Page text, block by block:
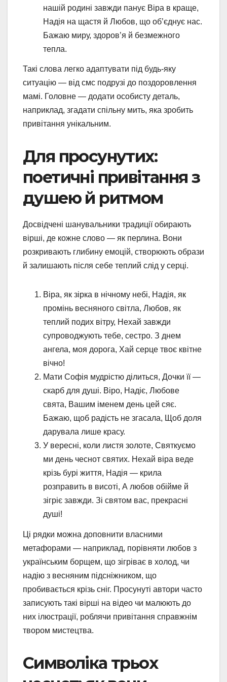
нашій родині завжди панує Віра в краще,
Надія на щастя й Любов, що об’єднує нас.
Бажаю миру, здоров’я й безмежного
тепла.
Такі слова легко адаптувати під будь-яку
ситуацію — від смс подрузі до поздоровлення
мамі. Головне — додати особисту деталь,
наприклад, згадати спільну мить, яка зробить
привітання унікальним.
Для просунутих:
поетичні привітання з
душею й ритмом
Досвідчені шанувальники традиції обирають
вірші, де кожне слово — як перлина. Вони
розкривають глибину емоцій, створюють образи
й залишають після себе теплий слід у серці.
Віра, як зірка в нічному небі, Надія, як
промінь весняного світла, Любов, як
теплий подих вітру, Нехай завжди
супроводжують тебе, сестро. З днем
ангела, моя дорога, Хай серце твоє квітне
вічно!
Мати Софія мудрістю ділиться, Дочки її —
скарб для душі. Віро, Надіє, Любове
свята, Вашим іменем день цей сяє.
Бажаю, щоб радість не згасала, Щоб доля
дарувала лише красу.
У вересні, коли листя золоте, Святкуємо
ми день чеснот святих. Нехай віра веде
крізь бурі життя, Надія — крила
розправить в висоті, А любов обійме й
зігріє завжди. Зі святом вас, прекрасні
душі!
Ці рядки можна доповнити власними
метафорами — наприклад, порівняти любов з
українським борщем, що зігріває в холод, чи
надію з весняним підсніжником, що
пробивається крізь сніг. Просунуті автори часто
записують такі вірші на відео чи малюють до
них ілюстрації, роблячи привітання справжнім
твором мистецтва.
Символіка трьох